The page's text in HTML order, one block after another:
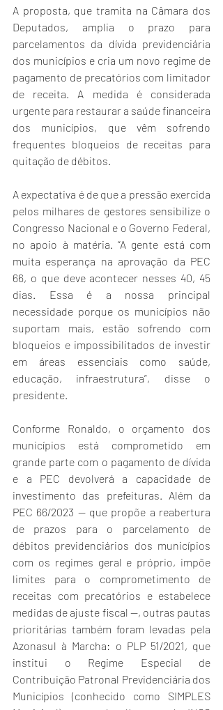
A proposta, que tramita na Câmara dos
Deputados, amplia o prazo para
parcelamentos da dívida previdenciária
dos municípios e cria um novo regime de
pagamento de precatórios com limitador
de receita. A medida é considerada
urgente para restaurar a saúde financeira
dos municípios, que vêm sofrendo
frequentes bloqueios de receitas para
quitação de débitos.
A expectativa é de que a pressão exercida
pelos milhares de gestores sensibilize o
Congresso Nacional e o Governo Federal,
no apoio à matéria. “A gente está com
muita esperança na aprovação da PEC
66, o que deve acontecer nesses 40, 45
dias. Essa é a nossa principal
necessidade porque os municípios não
suportam mais, estão sofrendo com
bloqueios e impossibilitados de investir
em áreas essenciais como saúde,
educação, infraestrutura”, disse o
presidente.
Conforme Ronaldo, o orçamento dos
municípios está comprometido em
grande parte com o pagamento de dívida
e a PEC devolverá a capacidade de
investimento das prefeituras. Além da
PEC 66/2023 — que propõe a reabertura
de prazos para o parcelamento de
débitos previdenciários dos municípios
com os regimes geral e próprio, impõe
limites para o comprometimento de
receitas com precatórios e estabelece
medidas de ajuste fiscal —, outras pautas
prioritárias também foram levadas pela
Azonasul à Marcha: o PLP 51/2021, que
institui o Regime Especial de
Contribuição Patronal Previdenciária dos
Municípios (conhecido como SIMPLES